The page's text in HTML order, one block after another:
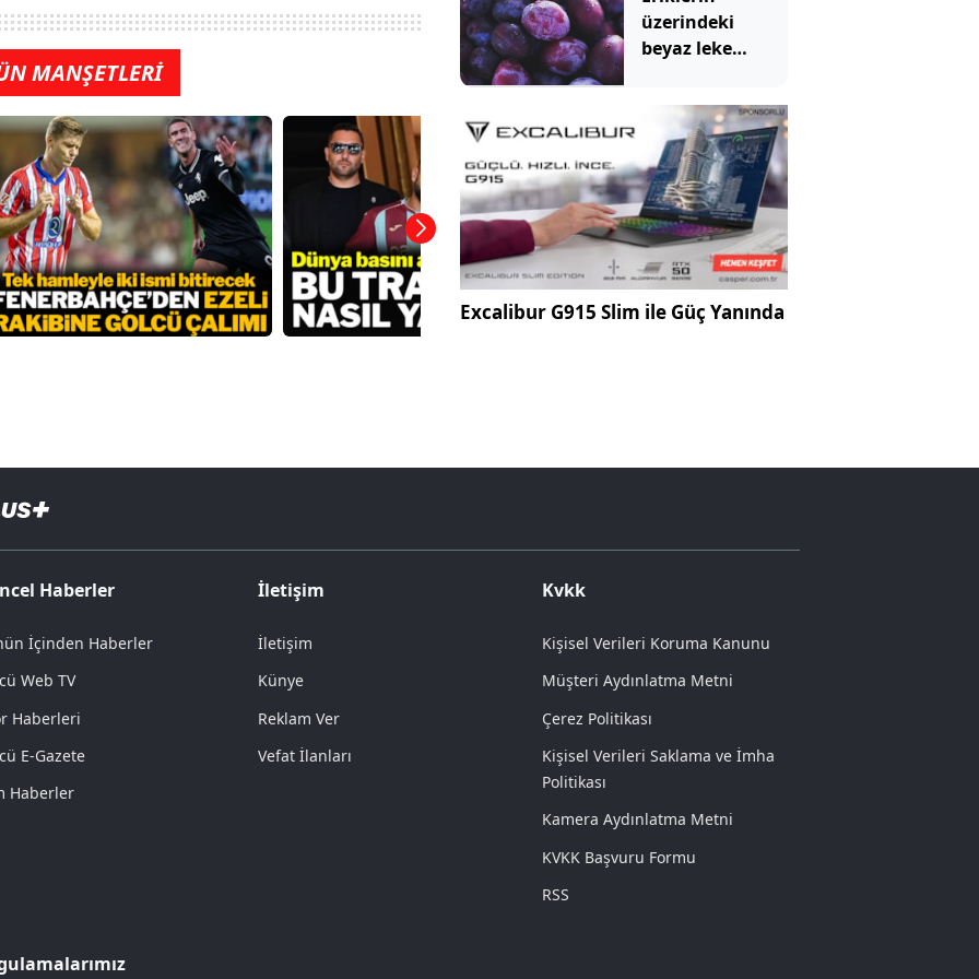
MANŞETLERİ
üzerindeki
beyaz leke
anlama
geliyormuş
Excalibur G915 Slim ile Güç Yanında
Haberler
İçinden Haberler
Web TV
Haberleri
E-Gazete
Haberler
İletişim
İletişim
Künye
Reklam Ver
Vefat İlanları
Kvkk
Kişisel Verileri Koruma Kanunu
Müşteri Aydınlatma Metni
Çerez Politikası
Kişisel Verileri Saklama ve İmha
Politikası
Kamera Aydınlatma Metni
KVKK Başvuru Formu
RSS